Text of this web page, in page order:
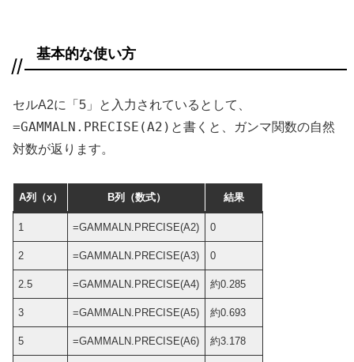
基本的な使い方
セルA2に「5」と入力されているとして、
=GAMMALN.PRECISE(A2) と書くと、ガンマ関数の自然
対数が返ります。
A列（x） B列（数式） 結果
1 =GAMMALN.PRECISE(A2) 0
2 =GAMMALN.PRECISE(A3) 0
2.5 =GAMMALN.PRECISE(A4) 約0.285
3 =GAMMALN.PRECISE(A5) 約0.693
5 =GAMMALN.PRECISE(A6) 約3.178